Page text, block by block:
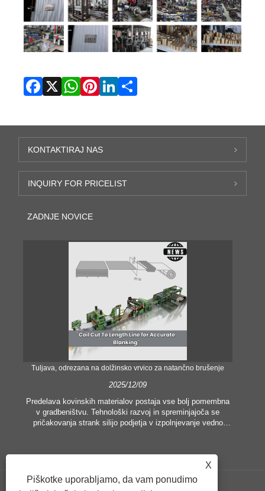
X
Piškotke uporabljamo, da vam ponudimo
KONTAKTIRAJ NAS
INQUIRY FOR PRICELIST
ZADNJE NOVICE
Tuljava, odrezana na dolžinsko vrvico za natančno brušenje
2025/12/09
Predelava kovinskih materialov postaja vse bolj pomembna
v gradbeništvu. Tehnološki razvoj in spreminjajoča se
pričakovanja strank silijo podjetja v izpolnjevanje vedno
zadovoljevanje potreb sodobne industrije, zlasti v iskanju
velike natančnosti in učinkovitosti. Zato se je linija za
rezanje tuljav na dolžino pojavila kot oprema za obdelavo
tuljav.